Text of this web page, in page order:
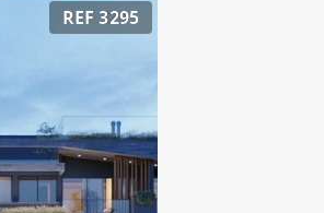
REF 3295